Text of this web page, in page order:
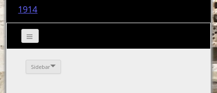
1914
Sidebar